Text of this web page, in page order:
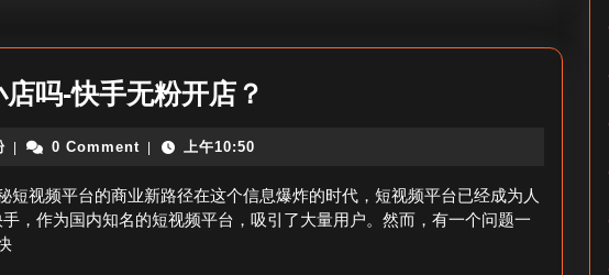
快
几
何？
吗-快手无粉开店？
可
以
抖
涨
粉
0 Comment 上午10:50
视频平台的商业新路径在这个信息爆炸的时代，短视频平台已经成为人
，作为国内知名的短视频平台，吸引了大量用户。然而，有一个问题一